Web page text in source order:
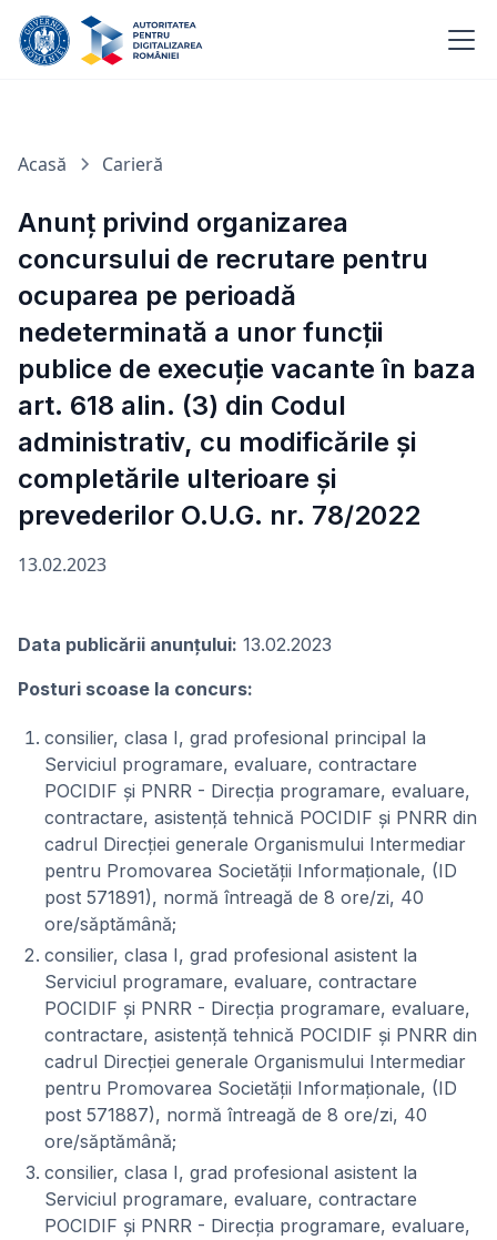
Acasă Carieră
Anunț privind organizarea
concursului de recrutare pentru
ocuparea pe perioadă
nedeterminată a unor funcţii
publice de execuție vacante în baza
art. 618 alin. (3) din Codul
administrativ, cu modificările și
completările ulterioare și
prevederilor O.U.G. nr. 78/2022
13.02.2023
Data publicării anunţului: 13.02.2023
Posturi scoase la concurs:
consilier, clasa I, grad profesional principal la
Serviciul programare, evaluare, contractare
POCIDIF și PNRR - Direcția programare, evaluare,
contractare, asistență tehnică POCIDIF și PNRR din
cadrul Direcției generale Organismului Intermediar
pentru Promovarea Societății Informaționale, (ID
post 571891), normă întreagă de 8 ore/zi, 40
ore/săptămână;
consilier, clasa I, grad profesional asistent la
Serviciul programare, evaluare, contractare
POCIDIF și PNRR - Direcția programare, evaluare,
contractare, asistență tehnică POCIDIF și PNRR din
cadrul Direcției generale Organismului Intermediar
pentru Promovarea Societății Informaționale, (ID
post 571887), normă întreagă de 8 ore/zi, 40
ore/săptămână;
consilier, clasa I, grad profesional asistent la
Serviciul programare, evaluare, contractare
POCIDIF și PNRR - Direcția programare, evaluare,